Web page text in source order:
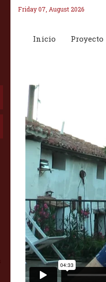
Friday 07, August 2026
Inicio Proyecto